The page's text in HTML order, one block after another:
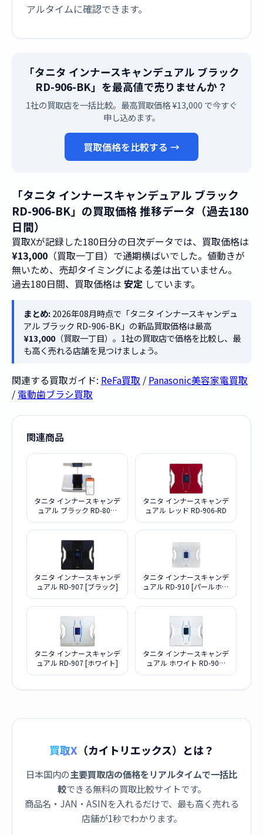
アルタイムに確認できます。
「タニタ インナースキャンデュアル ブラック
RD-906-BK」を最高値で売りませんか？
1社の買取店を一括比較。最高買取価格 ¥13,000 で今すぐ
申し込めます。
買取価格を比較する →
「タニタ インナースキャンデュアル ブラック
RD-906-BK」の買取価格 推移データ（過去180
日間）
買取Xが記録した180日分の日次データでは、買取価格は
¥13,000 （買取一丁目）で通期横ばいでした。値動きが
無いため、売却タイミングによる差は出ていません。
過去180日間、買取価格は 安定 しています。
まとめ:2026年08月時点で「タニタ インナースキャンデュ
アル ブラック RD-906-BK」の新品買取価格は最高
¥13,000（買取一丁目）。1社の買取店で価格を比較し、最
も高く売れる店舗を見つけましょう。
関連する買取ガイド: ReFa買取 / Panasonic美容家電買取
/ 電動歯ブラシ買取
関連商品
タニタ インナースキャンデ
ュアル ブラック RD-800-
タニタ インナースキャンデ
ュアル レッド RD-906-RD
タニタ インナースキャンデ
ュアル RD-907 [ブラック]
タニタ インナースキャンデ
ュアル RD-910 [パールホワ
タニタ インナースキャンデ
ュアル RD-907 [ホワイト]
タニタ インナースキャンデ
ュアル ホワイト RD-906-
買取X （カイトリエックス）とは？
日本国内の主要買取店の価格をリアルタイムで一括比
較できる無料の買取比較サイトです。
商品名・JAN・ASINを入れるだけで、最も高く売れる
店舗が1秒でわかります。